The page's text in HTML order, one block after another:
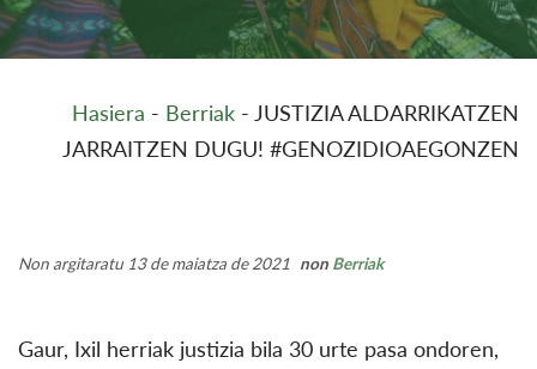
Hasiera - Berriak - JUSTIZIA ALDARRIKATZEN
JARRAITZEN DUGU! #GENOZIDIOAEGONZEN
Non argitaratu 13 de maiatza de 2021 non Berriak
Gaur, Ixil herriak justizia bila 30 urte pasa ondoren,